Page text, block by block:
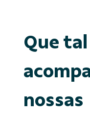
Que tal
nossas